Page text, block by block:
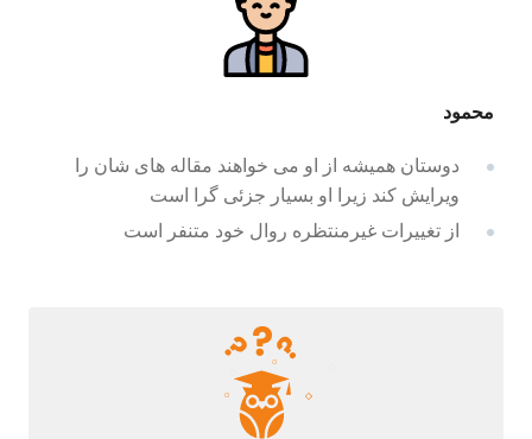
محمود
دوستان همیشه از او می خواهند مقاله های شان را
ویرایش کند زیرا او بسیار جزئی گرا است
از تغییرات غیرمنتظره روال خود متنفر است